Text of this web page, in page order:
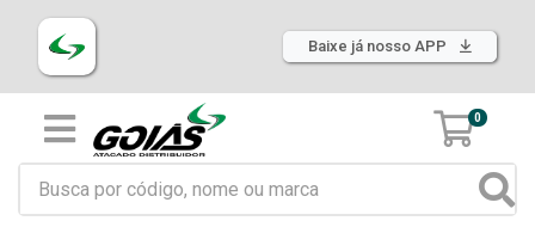
Baixe já nosso APP
0